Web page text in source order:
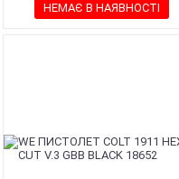
НЕМАЄ В НАЯВНОСТІ